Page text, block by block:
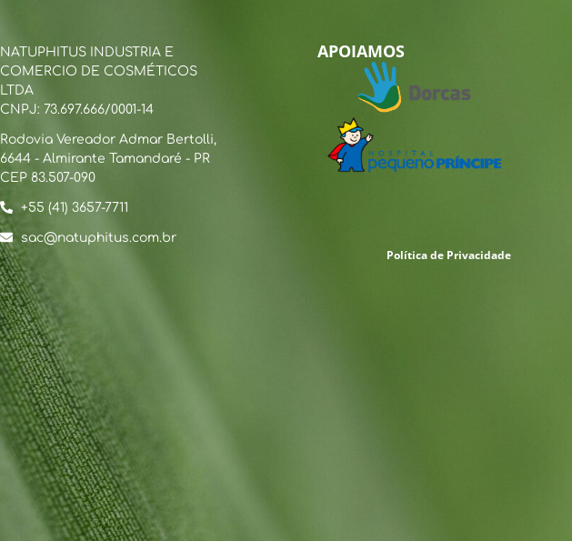
NATUPHITUS INDUSTRIA E
COMERCIO DE COSMÉTICOS
LTDA
CNPJ: 73.697.666/0001-14
Rodovia Vereador Admar Bertolli,
6644 - Almirante Tamandaré - PR
CEP 83.507-090
+55 (41) 3657-7711
sac@natuphitus.com.br
APOIAMOS
Política de Privacidade